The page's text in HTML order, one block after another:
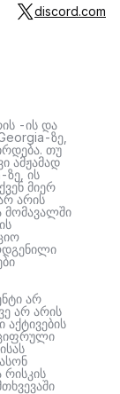
discord.com
-ის და
ზე,
თუ
ამჟამად
ზე, ის
მიერ
არის
მომავალში
არ
არ არის
ციფრული